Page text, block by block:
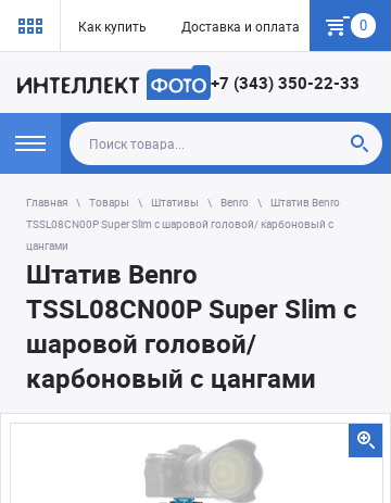
Как купить Доставка и оплата Гарантия
0
+7 (343) 350-22-33
Главная Товары Штативы Benro
Штатив Benro
TSSL08CN00P Super Slim с шаровой головой/ карбоновый с
цангами
Штатив Benro
TSSL08CN00P Super Slim с
шаровой головой/
карбоновый с цангами